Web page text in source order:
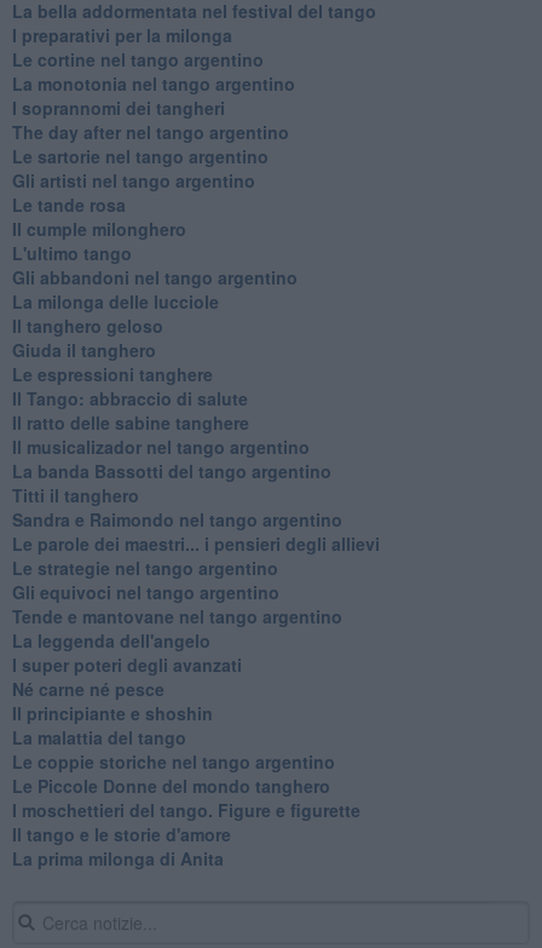
La bella addormentata nel festival del tango
I preparativi per la milonga
Le cortine nel tango argentino
La monotonia nel tango argentino
I soprannomi dei tangheri
The day after nel tango argentino
Le sartorie nel tango argentino
Gli artisti nel tango argentino
Le tande rosa
Il cumple milonghero
L'ultimo tango
Gli abbandoni nel tango argentino
La milonga delle lucciole
Il tanghero geloso
Giuda il tanghero
Le espressioni tanghere
Il Tango: abbraccio di salute
Il ratto delle sabine tanghere
Il musicalizador nel tango argentino
La banda Bassotti del tango argentino
Titti il tanghero
Sandra e Raimondo nel tango argentino
Le parole dei maestri... i pensieri degli allievi
Le strategie nel tango argentino
Gli equivoci nel tango argentino
Tende e mantovane nel tango argentino
La leggenda dell'angelo
I super poteri degli avanzati
​Né carne né pesce
Il principiante e shoshin
La malattia del tango
Le coppie storiche nel tango argentino
​Le Piccole Donne del mondo tanghero
I moschettieri del tango. Figure e figurette
Il tango e le storie d'amore
​La prima milonga di Anita